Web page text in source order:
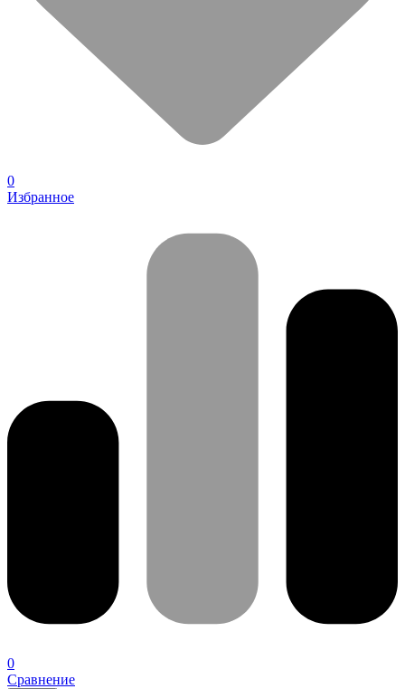
0
Избранное
0
Сравнение